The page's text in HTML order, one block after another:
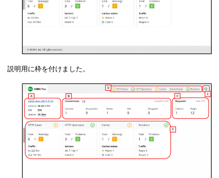
説明用に枠を付けました。